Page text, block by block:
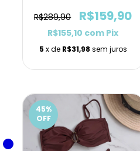
R$289,90 R$159,90
R$155,10 com Pix
5 x de R$31,98 sem juros
45%
OFF